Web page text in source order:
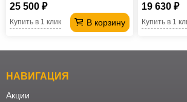
25 500 ₽
В корзину
Купить в 1 клик
19 630 ₽
Купить в 1
НАВИГАЦИЯ
Акции